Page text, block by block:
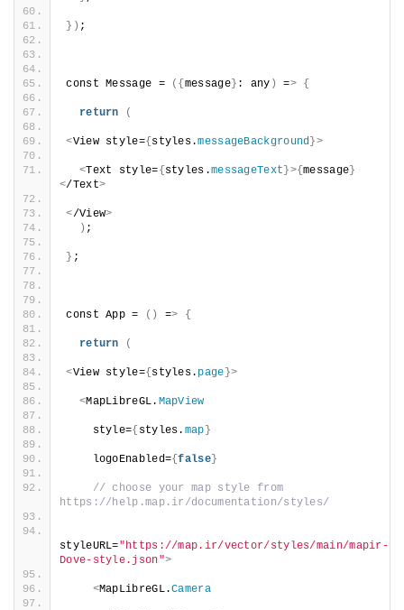
}) ;
const Message = ({ message} : any ) => {
return (
<View style={ styles.messageBackground }>
<Text style={ styles.messageText }>{message }
</Text>
</View>
) ;
} ;
const App = () => {
return (
<View style={ styles. page }>
<MapLibreGL. MapView
    style=
{ styles. map }
    logoEnabled=
{false}
// choose your map style from
https://help.map.ir/documentation/styles/
styleURL="https://map.ir/vector/styles/main/mapir-
Dove-style.json">
<MapLibreGL.Camera